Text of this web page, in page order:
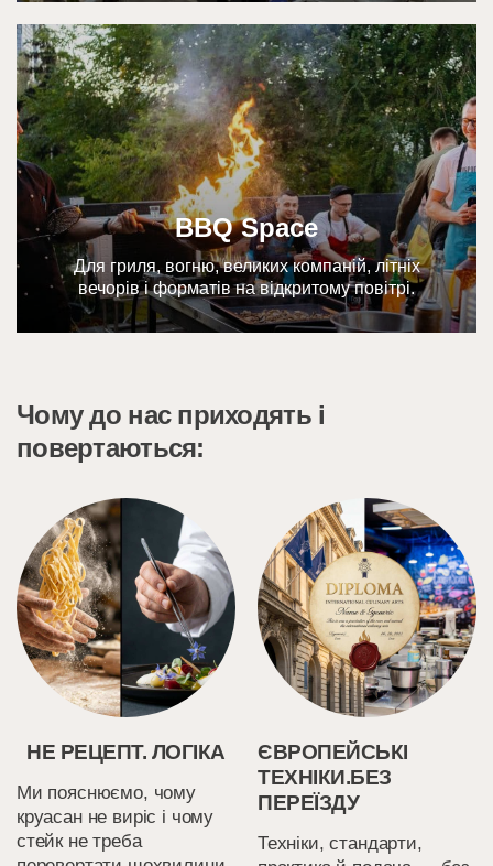
BBQ Space
Для гриля, вогню, великих компаній, літніх
вечорів і форматів на відкритому повітрі.
Чому до нас приходять і
повертаються:
НЕ РЕЦЕПТ. ЛОГІКА
Ми пояснюємо, чому
круасан не виріс і чому
стейк не треба
ЄВРОПЕЙСЬКІ
ТЕХНІКИ.БЕЗ
ПЕРЕЇЗДУ
Техніки, стандарти,